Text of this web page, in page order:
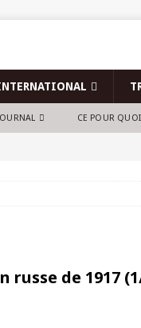
CE POUR
de 1917